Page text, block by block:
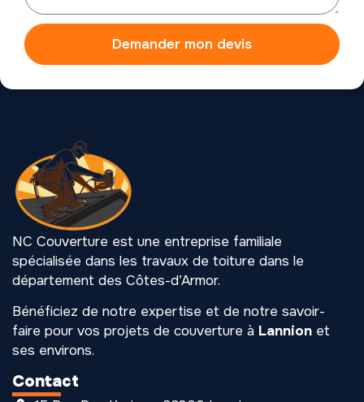
Demander mon devis
NC Couverture est une entreprise familiale
spécialisée dans les travaux de toiture dans le
département des Côtes-d’Armor.
Bénéficiez de notre expertise et de notre savoir-
faire pour vos projets de couverture à Lannion et
ses environs.
Contact